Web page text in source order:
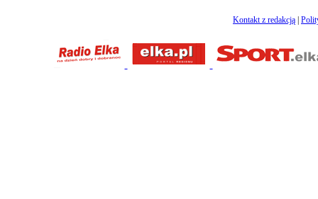
Kontakt z redakcją